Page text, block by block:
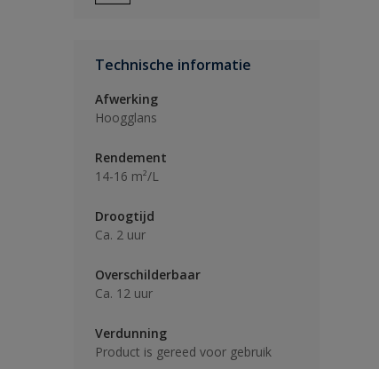
Technische informatie
Afwerking
Hoogglans
Rendement
14-16 m²/L
Droogtijd
Ca. 2 uur
Overschilderbaar
Ca. 12 uur
Verdunning
Product is gereed voor gebruik